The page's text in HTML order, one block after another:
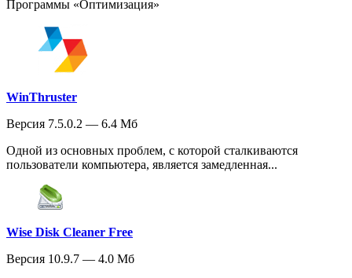
Программы «Оптимизация»
WinThruster
Версия 7.5.0.2 — 6.4 Мб
Одной из основных проблем, с которой сталкиваются
пользователи компьютера, является замедленная...
Wise Disk Cleaner Free
Версия 10.9.7 — 4.0 Мб